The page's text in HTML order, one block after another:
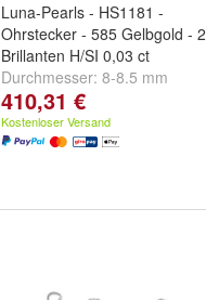
Luna-Pearls - HS1181 -
Ohrstecker - 585 Gelbgold - 2
Brillanten H/SI 0,03 ct
Durchmesser: 8-8.5 mm
410,31 €
Kostenloser Versand